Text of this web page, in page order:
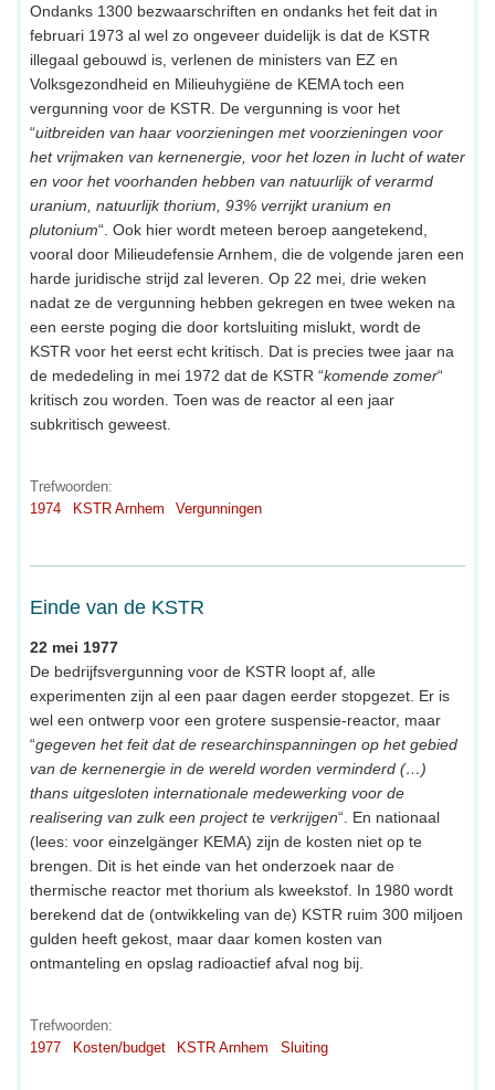
Ondanks 1300 bezwaarschriften en ondanks het feit dat in
februari 1973 al wel zo ongeveer duidelijk is dat de KSTR
illegaal gebouwd is, verlenen de ministers van EZ en
Volksgezondheid en Milieuhygiëne de KEMA toch een
vergunning voor de KSTR. De vergunning is voor het
“uitbreiden van haar voorzieningen met voorzieningen voor
het vrijmaken van kernenergie, voor het lozen in lucht of water
en voor het voorhanden hebben van natuurlijk of verarmd
uranium, natuurlijk thorium, 93% verrijkt uranium en
plutonium“. Ook hier wordt meteen beroep aangetekend,
vooral door Milieudefensie Arnhem, die de volgende jaren een
harde juridische strijd zal leveren. Op 22 mei, drie weken
nadat ze de vergunning hebben gekregen en twee weken na
een eerste poging die door kortsluiting mislukt, wordt de
KSTR voor het eerst echt kritisch. Dat is precies twee jaar na
de mededeling in mei 1972 dat de KSTR “komende zomer“
kritisch zou worden. Toen was de reactor al een jaar
subkritisch geweest.
Trefwoorden:
1974
KSTR Arnhem Vergunningen
Einde van de KSTR
22 mei 1977
De bedrijfsvergunning voor de KSTR loopt af, alle
experimenten zijn al een paar dagen eerder stopgezet. Er is
wel een ontwerp voor een grotere suspensie-reactor, maar
“gegeven het feit dat de researchinspanningen op het gebied
van de kernenergie in de wereld worden verminderd (…)
thans uitgesloten internationale medewerking voor de
realisering van zulk een project te verkrijgen“. En nationaal
(lees: voor einzelgänger KEMA) zijn de kosten niet op te
brengen. Dit is het einde van het onderzoek naar de
thermische reactor met thorium als kweekstof. In 1980 wordt
berekend dat de (ontwikkeling van de) KSTR ruim 300 miljoen
gulden heeft gekost, maar daar komen kosten van
ontmanteling en opslag radioactief afval nog bij.
Trefwoorden:
1977
Kosten/budget KSTR Arnhem Sluiting